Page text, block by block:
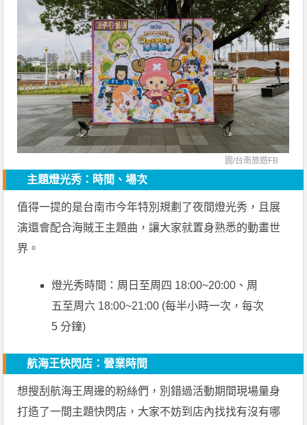
圖/台南旅遊FB
主題燈光秀：時間、場次
值得一提的是台南市今年特別規劃了夜間燈光秀，且展
演還會配合海賊王主題曲，讓大家就置身熟悉的動畫世
界。
燈光秀時間：周日至周四 18:00~20:00、周
五至周六 18:00~21:00 (每半小時一次，每次
5 分鐘)
航海王快閃店：營業時間
想搜刮航海王周邊的粉絲們，別錯過活動期間現場量身
打造了一間主題快閃店，大家不妨到店內找找有沒有哪